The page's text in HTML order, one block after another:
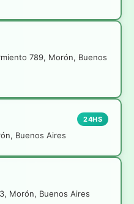
789, Morón, Buenos
Buenos Aires
24HS
Morón, Buenos Aires